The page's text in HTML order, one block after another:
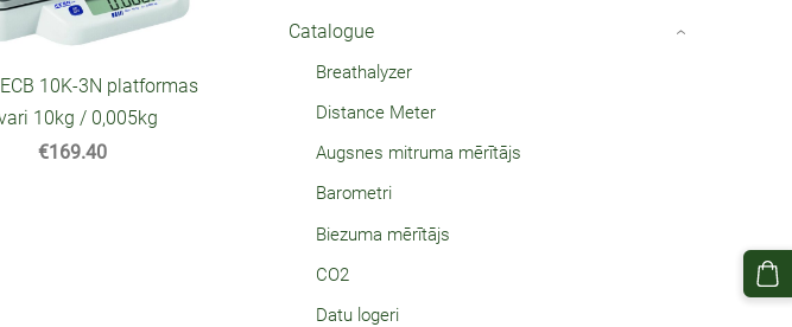
Catalogue
Breathalyzer
Distance Meter
Augsnes mitruma mērītājs
Barometri
Biezuma mērītājs
CO2
Datu logeri
›
ECB 10K-3N platformas
10kg / 0,005kg
€169.40